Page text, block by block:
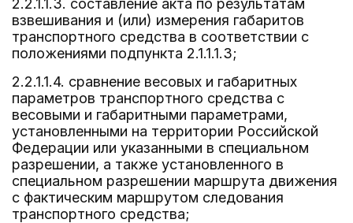
2.2.1.1.3. составление акта по результатам
взвешивания и (или) измерения габаритов
транспортного средства в соответствии с
положениями подпункта 2.1.1.1.3;
2.2.1.1.4. сравнение весовых и габаритных
параметров транспортного средства с
весовыми и габаритными параметрами,
установленными на территории Российской
Федерации или указанными в специальном
разрешении, а также установленного в
специальном разрешении маршрута движения
с фактическим маршрутом следования
транспортного средства;